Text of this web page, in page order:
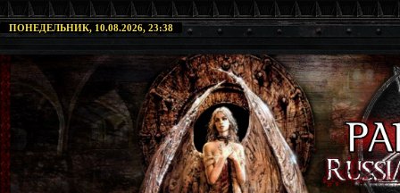
ПОНЕДЕЛЬНИК, 10.08.2026, 23:38